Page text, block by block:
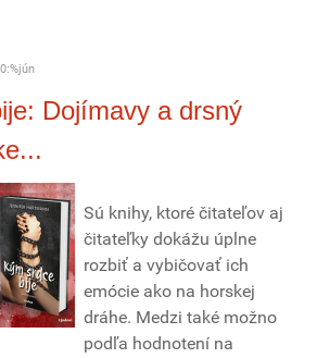
Dojímavy a drsný
Sú knihy, ktoré čitateľov aj
čitateľky dokážu úplne
rozbiť a vybičovať ich
emócie ako na horskej
dráhe. Medzi také možno
podľa hodnotení na